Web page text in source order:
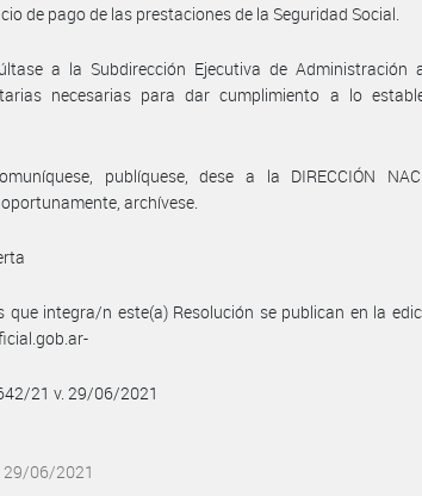
de pago de las prestaciones de la Seguridad Social.
a la Subdirección Ejecutiva de
necesarias para dar cumplimiento a lo
publíquese, dese a la DIRECCIÓN
oportunamente, archívese.
que integra/n este(a) Resolución se publican en la
21 v. 29/06/2021
29/06/2021